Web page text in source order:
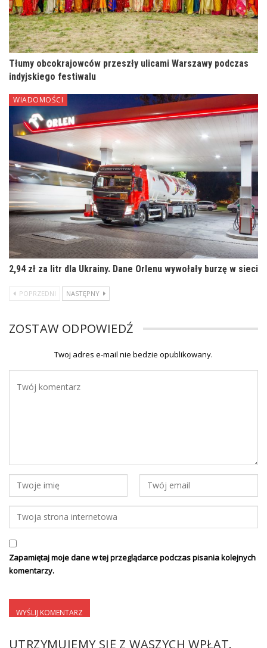
Tłumy obcokrajowców przeszły ulicami Warszawy podczas
indyjskiego festiwalu
WIADOMOŚCI
2,94 zł za litr dla Ukrainy. Dane Orlenu wywołały burzę w sieci
POPRZEDNI NASTĘPNY
ZOSTAW ODPOWIEDŹ
Twoj adres e-mail nie bedzie opublikowany.
Zapamiętaj moje dane w tej przeglądarce podczas pisania kolejnych
komentarzy.
UTRZYMUJEMY SIĘ Z WASZYCH WPŁAT.